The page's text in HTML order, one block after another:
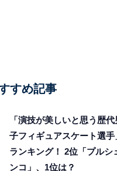
すめ記事
「演技が美しいと思う歴代
子フィギュアスケート選手
ランキング！ 2位「プルシ
ンコ」、1位は？